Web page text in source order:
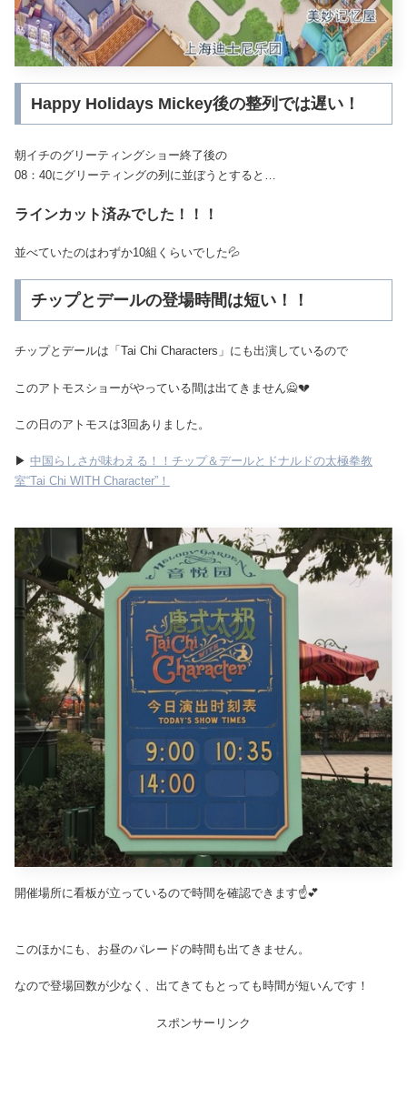
Happy Holidays Mickey後の整列では遅い！
朝イチのグリーティングショー終了後の
08：40にグリーティングの列に並ぼうとすると…
ラインカット済みでした！！！
並べていたのはわずか10組くらいでした💦
チップとデールの登場時間は短い！！
チップとデールは「Tai Chi Characters」にも出演しているので
このアトモスショーがやっている間は出てきません🙅💔
この日のアトモスは3回ありました。
▶ 中国らしさが味わえる！！チップ＆デールとドナルドの太極拳教
室“Tai Chi WITH Character”！
開催場所に看板が立っているので時間を確認できます☝️💕
このほかにも、お昼のパレードの時間も出てきません。
なので登場回数が少なく、出てきてもとっても時間が短いんです！
スポンサーリンク